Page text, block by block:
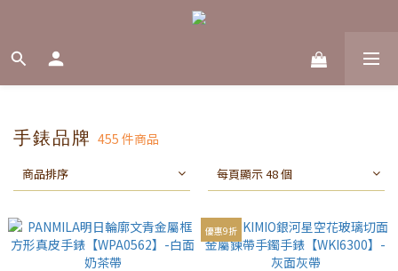
手錶品牌 455 件商品
商品排序 每頁顯示 48 個
優惠9折